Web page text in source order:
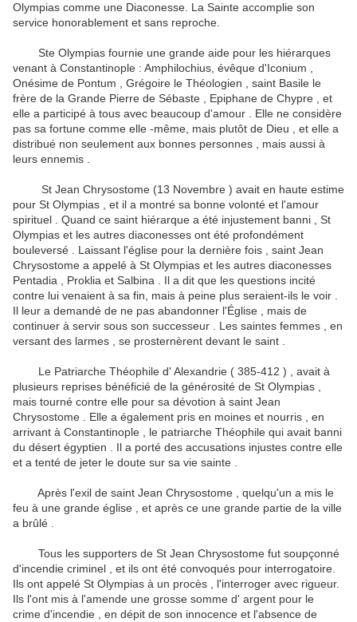
Olympias comme une Diaconesse. La Sainte accomplie son
service honorablement et sans reproche.
Ste Olympias fournie une grande aide pour les hiérarques
venant à Constantinople : Amphilochius, évêque d'Iconium ,
Onésime de Pontum , Grégoire le Théologien , saint Basile le
frère de la Grande Pierre de Sébaste , Epiphane de Chypre , et
elle a participé à tous avec beaucoup d'amour .
Elle ne considère
pas sa fortune comme elle -même, mais plutôt de Dieu , et elle a
distribué non seulement aux bonnes personnes , mais aussi à
leurs ennemis .
St Jean Chrysostome (13 Novembre ) avait en haute estime
pour St Olympias , et il a montré sa bonne volonté et l'amour
spirituel .
Quand ce saint hiérarque a été injustement banni , St
Olympias et les autres diaconesses ont été profondément
bouleversé .
Laissant l'église pour la dernière fois , saint Jean
Chrysostome a appelé à St Olympias et les autres diaconesses
Pentadia , Proklia et Salbina .
Il a dit que les questions incité
contre lui venaient à sa fin, mais à peine plus seraient-ils le voir .
Il leur a demandé de ne pas abandonner l'Église , mais de
continuer à servir sous son successeur .
Les saintes femmes , en
versant des larmes , se prosternèrent devant le saint .
Le Patriarche Théophile d' Alexandrie ( 385-412 ) , avait à
plusieurs reprises bénéficié de la générosité de St Olympias ,
mais tourné contre elle pour sa dévotion à saint Jean
Chrysostome .
Elle a également pris en moines et nourris , en
arrivant à Constantinople , le patriarche Théophile qui avait banni
du désert égyptien .
Il a porté des accusations injustes contre elle
et a tenté de jeter le doute sur sa vie sainte .
Après l'exil de saint Jean Chrysostome , quelqu'un a mis le
feu à une grande église , et après ce une grande partie de la ville
a brûlé .
Tous les supporters de St Jean Chrysostome fut soupçonné
d'incendie criminel , et ils ont été convoqués pour interrogatoire.
Ils ont appelé St Olympias à un procès , l'interroger avec rigueur.
Ils l'ont mis à l'amende une grosse somme d' argent pour le
crime d'incendie , en dépit de son innocence et l'absence de